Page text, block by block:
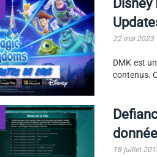
22 mai 2023
DMK est
contenus.
18 juillet